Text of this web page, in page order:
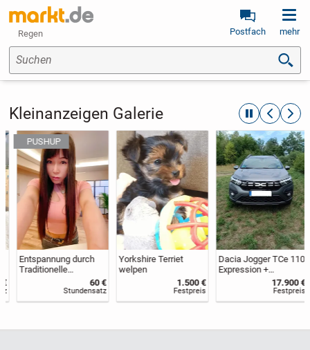
Regen Postfach mehr
Suchen
Kleinanzeigen Galerie automatische
Entspannung durch
Traditionelle
60 €
Stundensatz
Yorkshire Terriet
welpen
1.500 €
Festpreis
Dacia Jogger TCe 110
Expression +
Anhängerkupplung+W
Alufelgen
17.900 €
Festpreis